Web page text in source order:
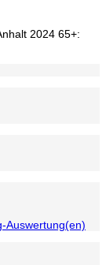
2024 65+:
Auswertung(en)